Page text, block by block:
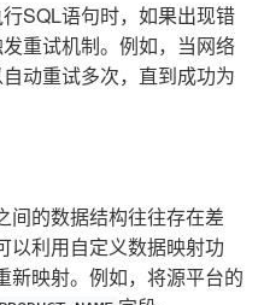
行SQL语句时，如果出现错
重试机制。例如，当网络
动重试多次，直到成功为
间的数据结构往往存在差
以利用自定义数据映射功
新映射。例如，将源平台的